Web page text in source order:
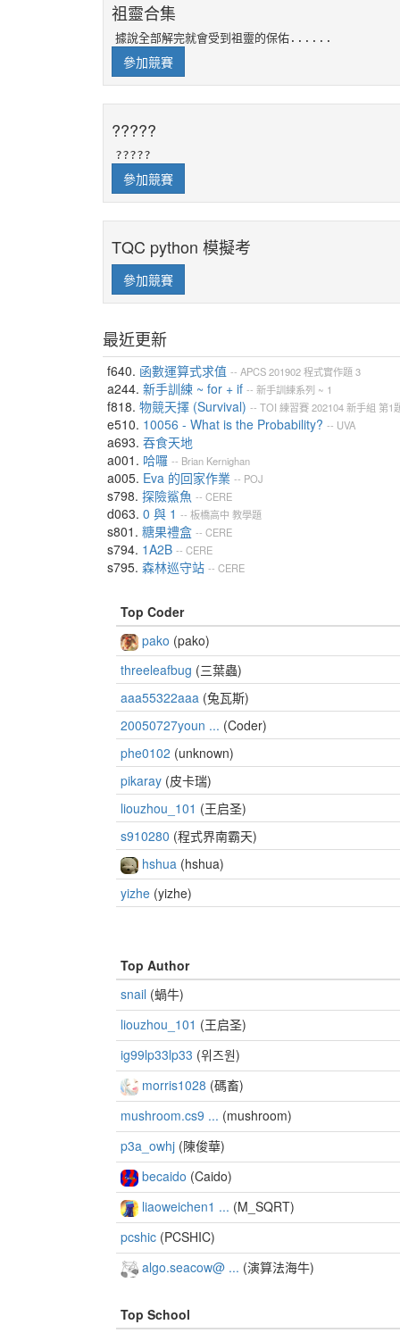
祖靈合集
據說全部解完就會受到祖靈的保佑......
參加競賽
?????
?????
參加競賽
TQC python 模擬考
參加競賽
最近更新
f640. 函數運算式求值 -- APCS201902程式實作題3
a244. 新手訓練 ~ for + if -- 新手訓練系列 ~ 1
f818. 物競天擇 (Survival) -- TOI 練習賽202104新手組 第1
e510. 10056 - What is the Probability? -- UVA
a693. 吞食天地
a001. 哈囉 -- Brian Kernighan
a005. Eva 的回家作業 -- POJ
s798. 探險鯊魚 -- CERE
d063. 0 與 1 -- 板橋高中 教學題
s801. 糖果禮盒 -- CERE
s794. 1A2B -- CERE
s795. 森林巡守站 -- CERE
Top Coder
pako (pako)
threeleafbug (三葉蟲)
aaa55322aaa (兔瓦斯)
20050727youn ... (Coder)
phe0102 (unknown)
pikaray (皮卡瑞)
liouzhou_101 (王启圣)
s910280 (程式界南霸天)
hshua (hshua)
yizhe (yizhe)
Top Author
snail (蝸牛)
liouzhou_101 (王启圣)
ig99lp33lp33 (위즈원)
morris1028 (碼畜)
mushroom.cs9 ... (mushroom)
p3a_owhj (陳俊華)
becaido (Caido)
liaoweichen1 ... (M_SQRT)
pcshic (PCSHIC)
algo.seacow@ ... (演算法海牛)
Top School